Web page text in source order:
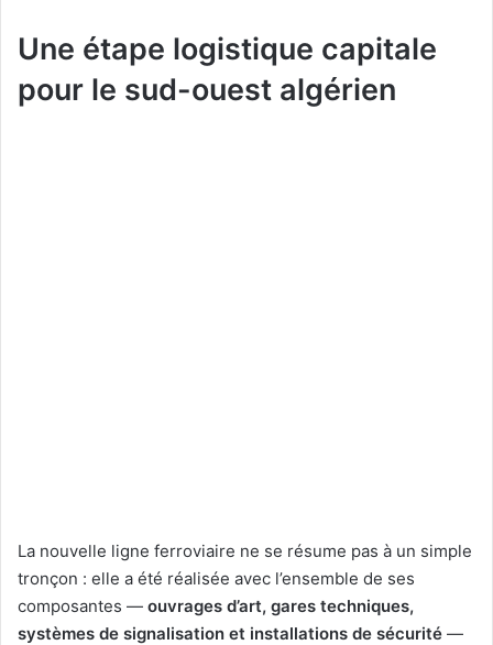
Une étape logistique capitale
pour le sud-ouest algérien
La nouvelle ligne ferroviaire ne se résume pas à un simple
tronçon : elle a été réalisée avec l’ensemble de ses
composantes — ouvrages d’art, gares techniques,
systèmes de signalisation et installations de sécurité —